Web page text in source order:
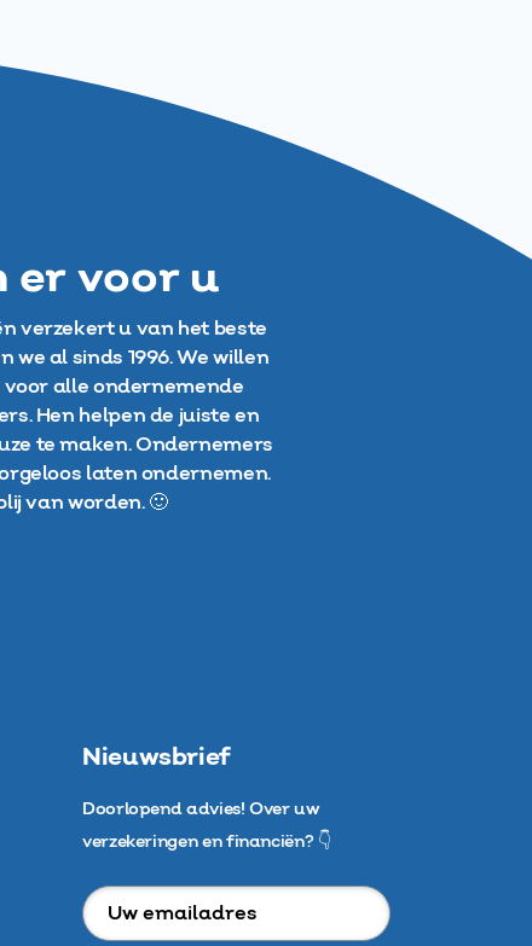
er voor u
verzekert u van het beste
we al sinds 1996. We willen
alle ondernemende
Hen helpen de juiste en
te maken. Ondernemers
laten ondernemen.
van worden. 🙂
Nieuwsbrief
Doorlopend advies! Over uw
verzekeringen en financiën? 👇
Uw
emailadres